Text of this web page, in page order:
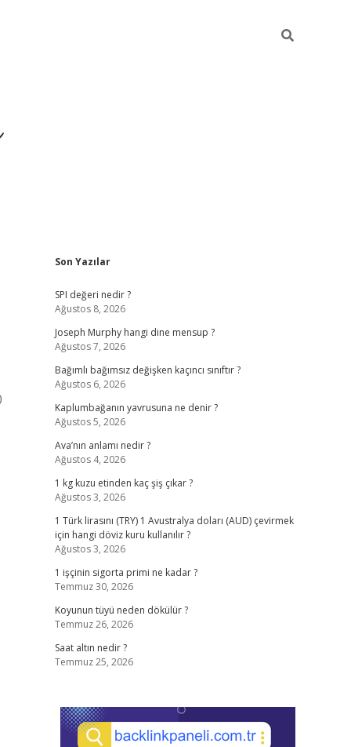
Sidebar
Son Yazılar
SPI değeri nedir ?
Ağustos 8, 2026
Joseph Murphy hangi dine mensup ?
Ağustos 7, 2026
Bağımlı bağımsız değişken kaçıncı sınıftır ?
Ağustos 6, 2026
Kaplumbağanın yavrusuna ne denir ?
Ağustos 5, 2026
Ava’nın anlamı nedir ?
Ağustos 4, 2026
1 kg kuzu etinden kaç şiş çıkar ?
Ağustos 3, 2026
1 Türk lirasını (TRY) 1 Avustralya doları (AUD) çevirmek
için hangi döviz kuru kullanılır ?
Ağustos 3, 2026
1 işçinin sigorta primi ne kadar ?
Temmuz 30, 2026
Koyunun tüyü neden dökülür ?
Temmuz 26, 2026
Saat altın nedir ?
Temmuz 25, 2026